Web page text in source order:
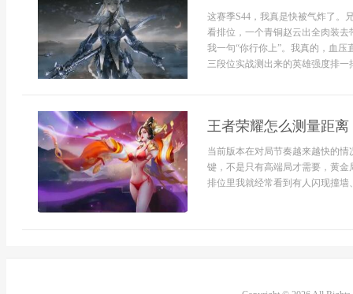
这赛季S44，我真是快被气炸了。
看排位，一个青铜赵云出全肉装
我一句“你行你上”。我真的，血
三段位实战测出来的英雄强度排
王者荣耀怎么测量距
当前版本在对局节奏越来越快的
键，不是只有高端局才需要，黄
排位里我就经常看到有人闪现撞